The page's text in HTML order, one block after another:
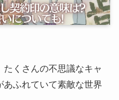
くさんの不思議なキャ
あふれていて素敵な世界